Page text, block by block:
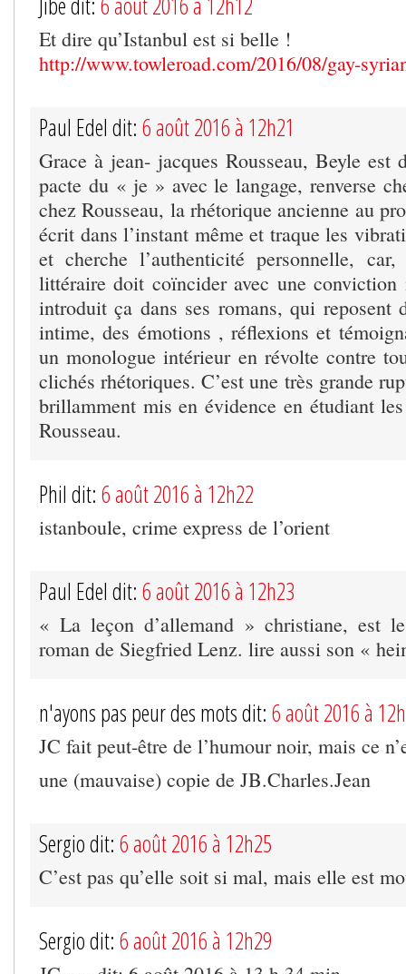
Et dire qu’Istanbul est si belle !
http://www.towleroad.com/2016/08/gay-
Paul Edel dit: 6 août 2016 à 12h21
Grace à jean- jacques Rousseau, Beyle est
pacte du « je » avec le langage, renverse
chez Rousseau, la rhétorique ancienne au
écrit dans l’instant même et traque les
et cherche l’authenticité personnelle,
littéraire doit coïncider avec une conviction
introduit ça dans ses romans, qui reposent
intime, des émotions , réflexions et
un monologue intérieur en révolte contre
clichés rhétoriques. C’est une très grande
brillamment mis en évidence en étudiant
Rousseau.
Phil dit: 6 août 2016 à 12h22
istanboule, crime express de l’orient
Paul Edel dit: 6 août 2016 à 12h23
« La leçon d’allemand » christiane, est
roman de Siegfried Lenz. lire aussi son «
n'ayons pas peur des mots dit: 6 août 2016 à
JC fait peut-être de l’humour noir, mais ce
une (mauvaise) copie de JB.Charles.Jean
Sergio dit: 6 août 2016 à 12h25
C’est pas qu’elle soit si mal, mais elle est
Sergio dit: 6 août 2016 à 12h29